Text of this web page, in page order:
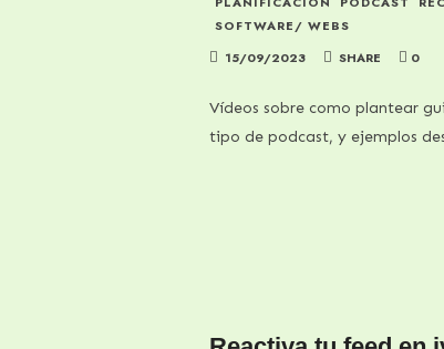
SOFTWARE/ WEBS
15/09/2023
SHARE 0
Vídeos sobre como plantear
tipo de podcast, y ejemplos